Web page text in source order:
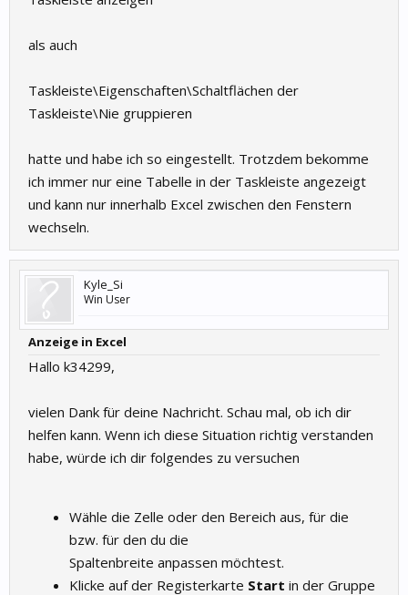
als auch
Taskleiste\Eigenschaften\Schaltflächen der
Taskleiste\Nie gruppieren
hatte und habe ich so eingestellt. Trotzdem bekomme
ich immer nur eine Tabelle in der Taskleiste angezeigt
und kann nur innerhalb Excel zwischen den Fenstern
wechseln.
Kyle_Si
Win User
Anzeige in Excel
Hallo k34299,
vielen Dank für deine Nachricht. Schau mal, ob ich dir
helfen kann. Wenn ich diese Situation richtig verstanden
habe, würde ich dir folgendes zu versuchen
Wähle die Zelle oder den Bereich aus, für die
bzw. für den du die
Spaltenbreite anpassen möchtest.
Klicke auf der Registerkarte Start in der Gruppe